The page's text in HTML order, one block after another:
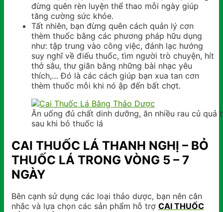
đừng quên rèn luyện thể thao mỗi ngày giúp
tăng cường sức khỏe.
Tất nhiên, bạn đừng quên cách quản lý cơn
thèm thuốc bằng các phương pháp hữu dụng
như: tập trung vào công việc, đánh lạc hướng
suy nghĩ về điếu thuốc, tìm người trò chuyện, hít
thở sâu, thư giãn bằng những bài nhạc yêu
thích,… Đó là các cách giúp bạn xua tan cơn
thèm thuốc mỗi khi nó ập đến bất chợt.
Ăn uống đủ chất dinh dưỡng, ăn nhiều rau củ
sau khi bỏ thuốc lá
CAI THUỐC LÁ THANH NGHỊ – BỎ
THUỐC LÁ TRONG VÒNG 5 – 7
NGÀY
Bên cạnh sử dụng các loại thảo dược, bạn nên cân
nhắc và lựa chọn các sản phẩm hỗ trợ CAI THUỐC